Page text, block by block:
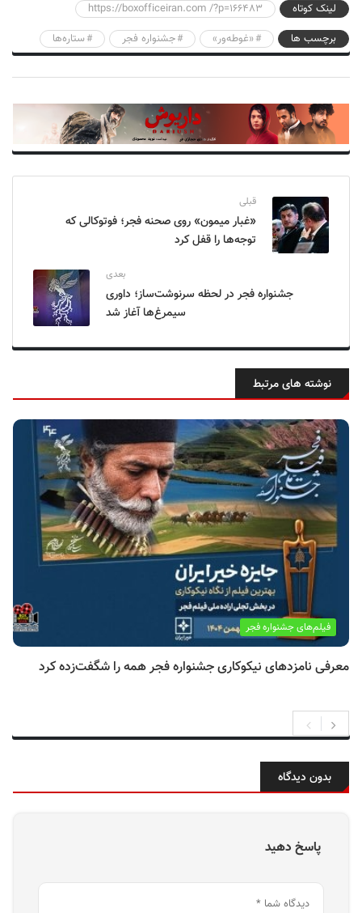
لینک کوتاه
https://boxofficeiran.com /?p=166483
برچسب ها
«غوطه‌ور» جشنواره فجر ستاره‌ها
قبلی
«غبار میمون» روی صحنه فجر؛ فوتوکالی که
توجه‌ها را قفل کرد
بعدی
جشنواره فجر در لحظه سرنوشت‌ساز؛ داوری
سیمرغ‌ها آغاز شد
نوشته های مرتبط
فیلم‌های جشنواره فجر
معرفی نامزدهای نیکوکاری جشنواره فجر همه را شگفت‌زده کرد
بدون دیدگاه
پاسخ دهید